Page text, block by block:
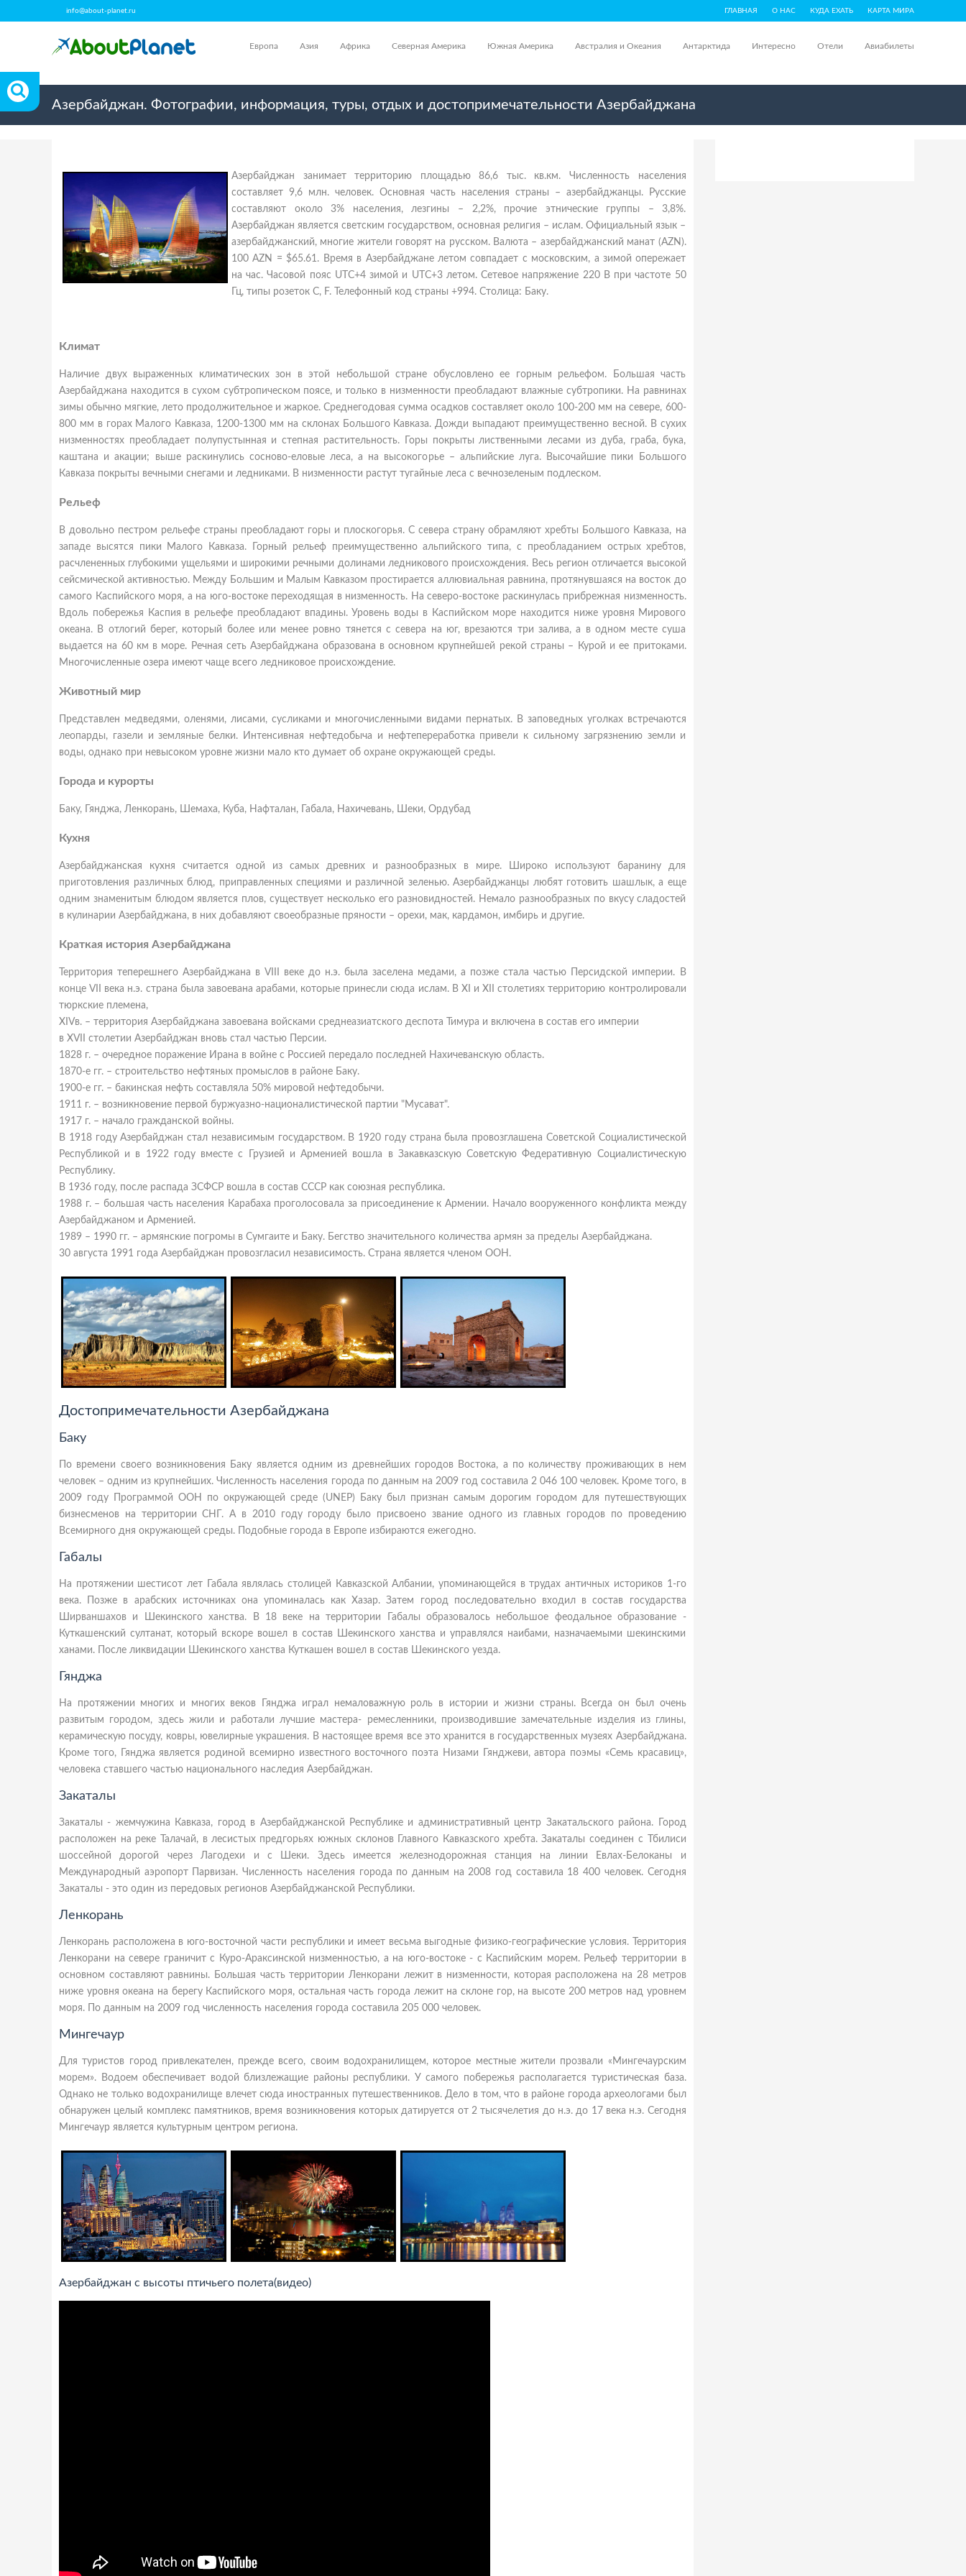
info@about-planet.ru ГЛАВНАЯ О НАС КУДА ЕХАТЬ КАРТА МИРА
Европа Азия Африка Северная Америка Южная Америка Австралия и Океания Антарктида Интересно Отели Авиабилеты
Азербайджан. Фотографии, информация, туры, отдых и достопримечательности Азербайджана
Азербайджан занимает территорию площадью 86,6 тыс. кв.км. Численность населения
составляет 9,6 млн. человек. Основная часть населения страны – азербайджанцы. Русские
составляют около 3% населения, лезгины – 2,2%, прочие этнические группы – 3,8%.
Азербайджан является светским государством, основная религия – ислам. Официальный язык –
азербайджанский, многие жители говорят на русском. Валюта – азербайджанский манат (AZN).
100 AZN = $65.61. Время в Азербайджане летом совпадает с московским, а зимой опережает
на час. Часовой пояс UTC+4 зимой и UTC+3 летом. Сетевое напряжение 220 В при частоте 50
Гц, типы розеток C, F. Телефонный код страны +994. Столица: Баку.
Климат
Наличие двух выраженных климатических зон в этой небольшой стране обусловлено ее горным рельефом. Большая часть
Азербайджана находится в сухом субтропическом поясе, и только в низменности преобладают влажные субтропики. На равнинах
зимы обычно мягкие, лето продолжительное и жаркое. Среднегодовая сумма осадков составляет около 100-200 мм на севере, 600-
800 мм в горах Малого Кавказа, 1200-1300 мм на склонах Большого Кавказа. Дожди выпадают преимущественно весной. В сухих
низменностях преобладает полупустынная и степная растительность. Горы покрыты лиственными лесами из дуба, граба, бука,
каштана и акации; выше раскинулись сосново-еловые леса, а на высокогорье – альпийские луга. Высочайшие пики Большого
Кавказа покрыты вечными снегами и ледниками. В низменности растут тугайные леса с вечнозеленым подлеском.
Рельеф
В довольно пестром рельефе страны преобладают горы и плоскогорья. С севера страну обрамляют хребты Большого Кавказа, на
западе высятся пики Малого Кавказа. Горный рельеф преимущественно альпийского типа, с преобладанием острых хребтов,
расчлененных глубокими ущельями и широкими речными долинами ледникового происхождения. Весь регион отличается высокой
сейсмической активностью. Между Большим и Малым Кавказом простирается аллювиальная равнина, протянувшаяся на восток до
самого Каспийского моря, а на юго-востоке переходящая в низменность. На северо-востоке раскинулась прибрежная низменность.
Вдоль побережья Каспия в рельефе преобладают впадины. Уровень воды в Каспийском море находится ниже уровня Мирового
океана. В отлогий берег, который более или менее ровно тянется с севера на юг, врезаются три залива, а в одном месте суша
выдается на 60 км в море. Речная сеть Азербайджана образована в основном крупнейшей рекой страны – Курой и ее притоками.
Многочисленные озера имеют чаще всего ледниковое происхождение.
Животный мир
Представлен медведями, оленями, лисами, сусликами и многочисленными видами пернатых. В заповедных уголках встречаются
леопарды, газели и земляные белки. Интенсивная нефтедобыча и нефтепереработка привели к сильному загрязнению земли и
воды, однако при невысоком уровне жизни мало кто думает об охране окружающей среды.
Города и курорты
Баку, Гянджа, Ленкорань, Шемаха, Куба, Нафталан, Габала, Нахичевань, Шеки, Ордубад
Кухня
Азербайджанская кухня считается одной из самых древних и разнообразных в мире. Широко используют баранину для
приготовления различных блюд, приправленных специями и различной зеленью. Азербайджанцы любят готовить шашлык, а еще
одним знаменитым блюдом является плов, существует несколько его разновидностей. Немало разнообразных по вкусу сладостей
в кулинарии Азербайджана, в них добавляют своеобразные пряности – орехи, мак, кардамон, имбирь и другие.
Краткая история Азербайджана
Территория теперешнего Азербайджана в VIII веке до н.э. была заселена медами, а позже стала частью Персидской империи. В
конце VII века н.э. страна была завоевана арабами, которые принесли сюда ислам. В XI и XII столетиях территорию контролировали
тюркские племена,
XIVв. – территория Азербайджана завоевана войсками среднеазиатского деспота Тимура и включена в состав его империи
в XVII столетии Азербайджан вновь стал частью Персии.
1828 г. – очередное поражение Ирана в войне с Россией передало последней Нахичеванскую область.
1870-е гг. – строительство нефтяных промыслов в районе Баку.
1900-е гг. – бакинская нефть составляла 50% мировой нефтедобычи.
1911 г. – возникновение первой буржуазно-националистической партии "Мусават".
1917 г. – начало гражданской войны.
В 1918 году Азербайджан стал независимым государством. В 1920 году страна была провозглашена Советской Социалистической
Республикой и в 1922 году вместе с Грузией и Арменией вошла в Закавказскую Советскую Федеративную Социалистическую
Республику.
В 1936 году, после распада ЗСФСР вошла в состав СССР как союзная республика.
1988 г. – большая часть населения Карабаха проголосовала за присоединение к Армении. Начало вооруженного конфликта между
Азербайджаном и Арменией.
1989 – 1990 гг. – армянские погромы в Сумгаите и Баку. Бегство значительного количества армян за пределы Азербайджана.
30 августа 1991 года Азербайджан провозгласил независимость. Страна является членом ООН.
Достопримечательности Азербайджана
Баку
По времени своего возникновения Баку является одним из древнейших городов Востока, а по количеству проживающих в нем
человек – одним из крупнейших. Численность населения города по данным на 2009 год составила 2 046 100 человек. Кроме того, в
2009 году Программой ООН по окружающей среде (UNEP) Баку был признан самым дорогим городом для путешествующих
бизнесменов на территории СНГ. А в 2010 году городу было присвоено звание одного из главных городов по проведению
Всемирного дня окружающей среды. Подобные города в Европе избираются ежегодно.
Габалы
На протяжении шестисот лет Габала являлась столицей Кавказской Албании, упоминающейся в трудах античных историков 1-го
века. Позже в арабских источниках она упоминалась как Хазар. Затем город последовательно входил в состав государства
Ширваншахов и Шекинского ханства. В 18 веке на территории Габалы образовалось небольшое феодальное образование -
Куткашенский султанат, который вскоре вошел в состав Шекинского ханства и управлялся наибами, назначаемыми шекинскими
ханами. После ликвидации Шекинского ханства Куткашен вошел в состав Шекинского уезда.
Гянджа
На протяжении многих и многих веков Гянджа играл немаловажную роль в истории и жизни страны. Всегда он был очень
развитым городом, здесь жили и работали лучшие мастера- ремесленники, производившие замечательные изделия из глины,
керамическую посуду, ковры, ювелирные украшения. В настоящее время все это хранится в государственных музеях Азербайджана.
Кроме того, Гянджа является родиной всемирно известного восточного поэта Низами Гянджеви, автора поэмы «Семь красавиц»,
человека ставшего частью национального наследия Азербайджан.
Закаталы
Закаталы - жемчужина Кавказа, город в Азербайджанской Республике и административный центр Закатальского района. Город
расположен на реке Талачай, в лесистых предгорьях южных склонов Главного Кавказского хребта. Закаталы соединен с Тбилиси
шоссейной дорогой через Лагодехи и с Шеки. Здесь имеется железнодорожная станция на линии Евлах-Белоканы и
Международный аэропорт Парвизан. Численность населения города по данным на 2008 год составила 18 400 человек. Сегодня
Закаталы - это один из передовых регионов Азербайджанской Республики.
Ленкорань
Ленкорань расположена в юго-восточной части республики и имеет весьма выгодные физико-географические условия. Территория
Ленкорани на севере граничит с Куро-Араксинской низменностью, а на юго-востоке - с Каспийским морем. Рельеф территории в
основном составляют равнины. Большая часть территории Ленкорани лежит в низменности, которая расположена на 28 метров
ниже уровня океана на берегу Каспийского моря, остальная часть города лежит на склоне гор, на высоте 200 метров над уровнем
моря. По данным на 2009 год численность населения города составила 205 000 человек.
Мингечаур
Для туристов город привлекателен, прежде всего, своим водохранилищем, которое местные жители прозвали «Мингечаурским
морем». Водоем обеспечивает водой близлежащие районы республики. У самого побережья располагается туристическая база.
Однако не только водохранилище влечет сюда иностранных путешественников. Дело в том, что в районе города археологами был
обнаружен целый комплекс памятников, время возникновения которых датируется от 2 тысячелетия до н.э. до 17 века н.э. Сегодня
Мингечаур является культурным центром региона.
Азербайджан с высоты птичьего полета(видео)